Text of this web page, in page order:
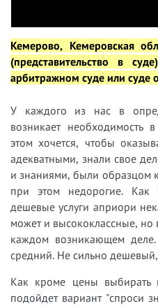
Кемерово, Кемеровская
(представительство в
арбитражном суде или
У каждого из нас в
возникает необходимость
этом хочется, чтобы
адекватными, знали свое
и знаниями, были образцом
при этом недорогие. Как
дешевые услуги априори
может и высококлассные, но
каждом возникающем
средний. Не сильно
Как кроме цены выбирать
подойдет вариант "спроси